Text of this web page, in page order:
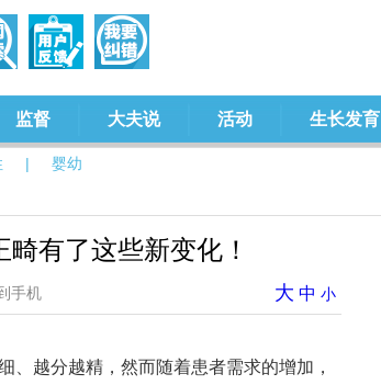
| 婴幼
监督 大夫说 活动 生长发育
有了这些新变化！
手机 大 中 小
、越分越精，然而随着患者需求的增加，